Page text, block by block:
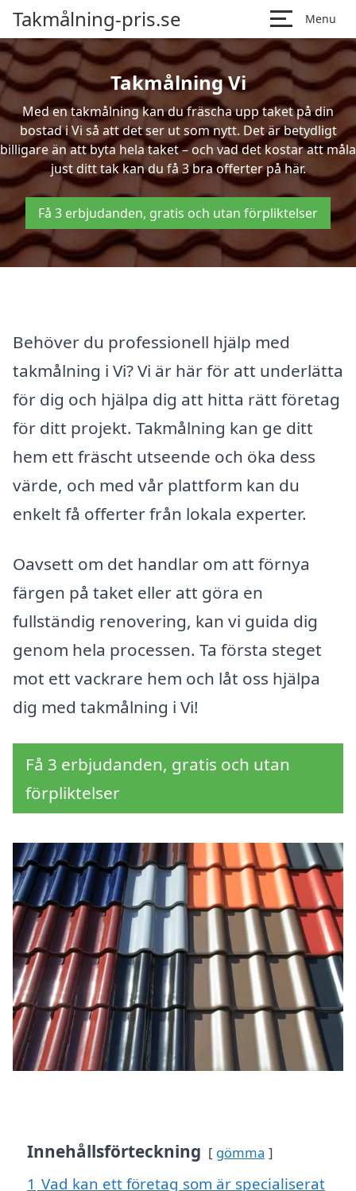
Takmålning-pris.se Menu
Takmålning Vi
Med en takmålning kan du fräscha upp taket på din
bostad i Vi så att det ser ut som nytt. Det är betydligt
billigare än att byta hela taket – och vad det kostar att måla
just ditt tak kan du få 3 bra offerter på här.
Få 3 erbjudanden, gratis och utan förpliktelser
Behöver du professionell hjälp med
takmålning i Vi? Vi är här för att underlätta
för dig och hjälpa dig att hitta rätt företag
för ditt projekt. Takmålning kan ge ditt
hem ett fräscht utseende och öka dess
värde, och med vår plattform kan du
enkelt få offerter från lokala experter.
Oavsett om det handlar om att förnya
färgen på taket eller att göra en
fullständig renovering, kan vi guida dig
genom hela processen. Ta första steget
mot ett vackrare hem och låt oss hjälpa
dig med takmålning i Vi!
Få 3 erbjudanden, gratis och utan
förpliktelser
Innehållsförteckning gömma
1 Vad kan ett företag som är specialiserat